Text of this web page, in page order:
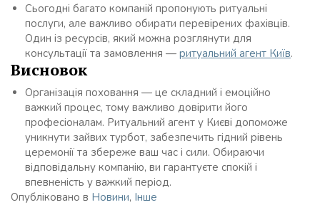
Сьогодні багато компаній пропонують ритуальні
послуги, але важливо обирати перевірених фахівців.
Один із ресурсів, який можна розглянути для
консультації та замовлення — ритуальний агент Київ.
Висновок
Організація поховання — це складний і емоційно
важкий процес, тому важливо довірити його
професіоналам. Ритуальний агент у Києві допоможе
уникнути зайвих турбот, забезпечить гідний рівень
церемонії та збереже ваш час і сили. Обираючи
відповідальну компанію, ви гарантуєте спокій і
впевненість у важкий період.
Опубліковано в Новини, Інше